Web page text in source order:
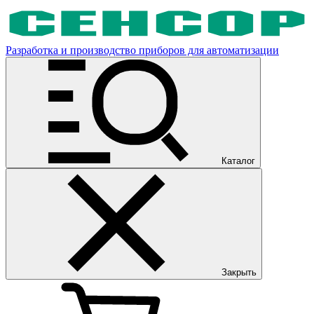
Разработка и производство приборов для автоматизации
Каталог
Закрыть